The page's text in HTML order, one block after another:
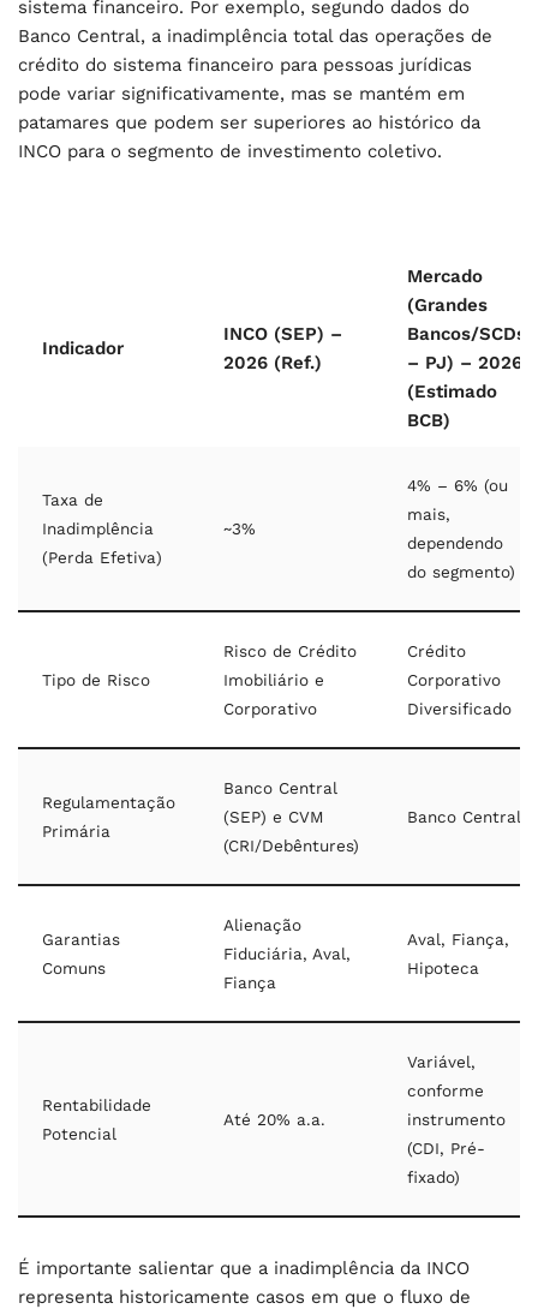
sistema financeiro. Por exemplo, segundo dados do
Banco Central, a inadimplência total das operações de
crédito do sistema financeiro para pessoas jurídicas
pode variar significativamente, mas se mantém em
patamares que podem ser superiores ao histórico da
INCO para o segmento de investimento coletivo.
Indicador
INCO (SEP) –
2026 (Ref.)
Mercado
(Grandes
Bancos/SCDs
– PJ) – 2026
(Estimado
BCB)
Taxa de
Inadimplência
(Perda Efetiva)
~3%
4% – 6% (ou
mais,
dependendo
do segmento)
Tipo de Risco
Risco de Crédito
Imobiliário e
Corporativo
Crédito
Corporativo
Diversificado
Regulamentação
Primária
Banco Central
(SEP) e CVM
(CRI/Debêntures)
Banco Central
Garantias
Comuns
Alienação
Fiduciária, Aval,
Fiança
Aval, Fiança,
Hipoteca
Rentabilidade
Potencial
Até 20% a.a.
Variável,
conforme
instrumento
(CDI, Pré-
fixado)
É importante salientar que a inadimplência da INCO
representa historicamente casos em que o fluxo de